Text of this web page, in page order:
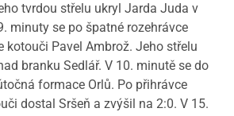
tvrdou střelu ukryl Jarda Juda v
minuty se po špatné rozehrávce
kotouči Pavel Ambrož. Jeho střelu
branku Sedlář. V 10. minutě se do
formace Orlů. Po přihrávce
dostal Sršeň a zvýšil na 2:0. V 15.